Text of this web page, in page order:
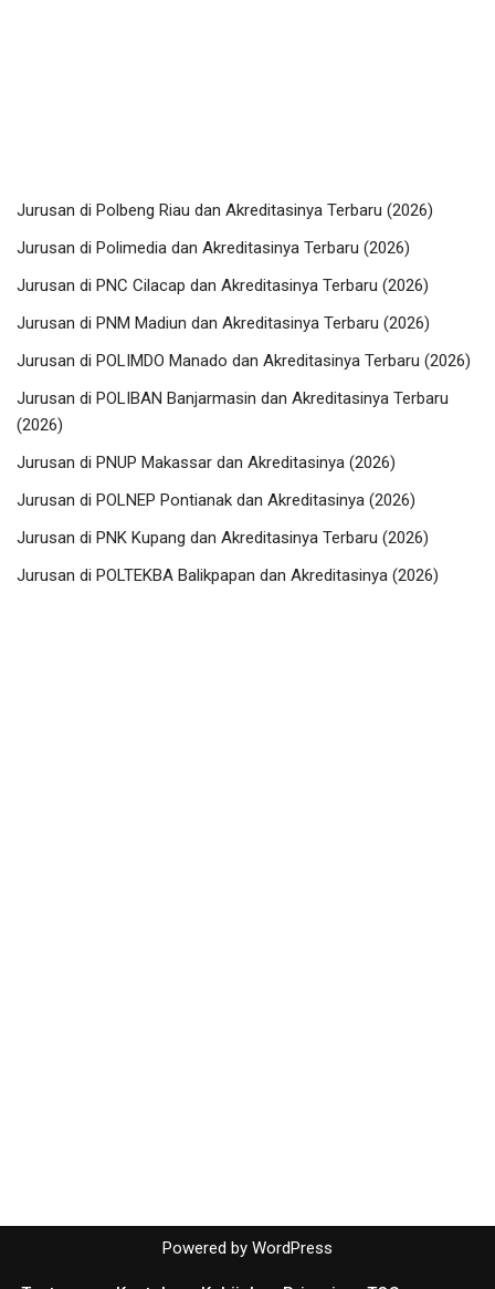
Jurusan di Polbeng Riau dan Akreditasinya Terbaru (2026)
Jurusan di Polimedia dan Akreditasinya Terbaru (2026)
Jurusan di PNC Cilacap dan Akreditasinya Terbaru (2026)
Jurusan di PNM Madiun dan Akreditasinya Terbaru (2026)
Jurusan di POLIMDO Manado dan Akreditasinya Terbaru (2026)
Jurusan di POLIBAN Banjarmasin dan Akreditasinya Terbaru
(2026)
Jurusan di PNUP Makassar dan Akreditasinya (2026)
Jurusan di POLNEP Pontianak dan Akreditasinya (2026)
Jurusan di PNK Kupang dan Akreditasinya Terbaru (2026)
Jurusan di POLTEKBA Balikpapan dan Akreditasinya (2026)
Powered by WordPress